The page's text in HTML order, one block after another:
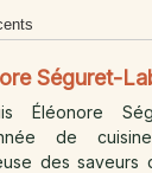
Séguret-
Éléonore
de
des saveurs